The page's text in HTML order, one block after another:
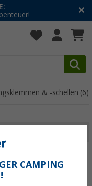
& -schellen (6)
& -
Auswahl an
CAMPING